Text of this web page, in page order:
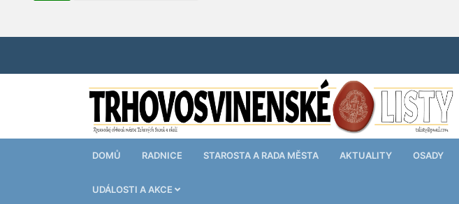
DOMŮ RADNICE STAROSTA A RADA MĚSTA AKTUALITY OSADY
UDÁLOSTI A AKCE